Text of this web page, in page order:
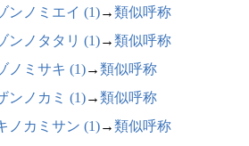
ンノミエイ (1)→類似呼称
ンノタタリ (1)→類似呼称
ノミサキ (1)→類似呼称
ンノカミ (1)→類似呼称
ノカミサン (1)→類似呼称